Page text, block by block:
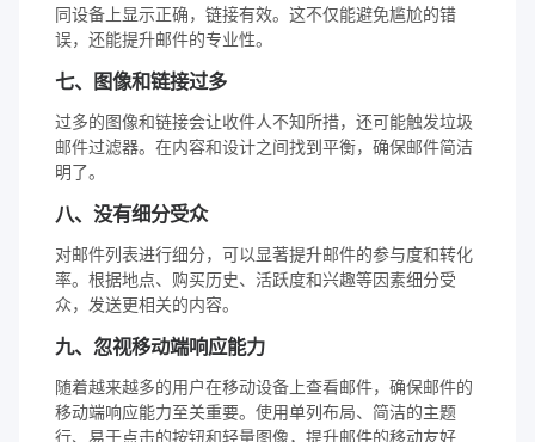
同设备上显示正确，链接有效。这不仅能避免尴尬的错
误，还能提升邮件的专业性。
七、图像和链接过多
过多的图像和链接会让收件人不知所措，还可能触发垃圾
邮件过滤器。在内容和设计之间找到平衡，确保邮件简洁
明了。
八、没有细分受众
对邮件列表进行细分，可以显著提升邮件的参与度和转化
率。根据地点、购买历史、活跃度和兴趣等因素细分受
众，发送更相关的内容。
九、忽视移动端响应能力
随着越来越多的用户在移动设备上查看邮件，确保邮件的
移动端响应能力至关重要。使用单列布局、简洁的主题
行、易于点击的按钮和轻量图像，提升邮件的移动友好